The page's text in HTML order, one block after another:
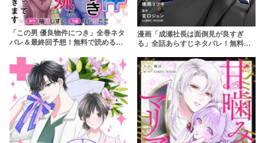
「この男 優良物件につき」全巻ネタ
バレ＆最終回予想！無料で読める？
漫画「成瀬社長は面倒見が良すぎ
る」全話あらすじネタバレ！無料で